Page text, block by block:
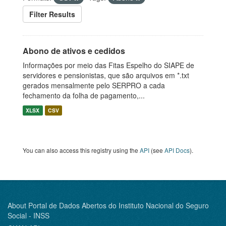
Filter Results
Abono de ativos e cedidos
Informações por meio das Fitas Espelho do SIAPE de
servidores e pensionistas, que são arquivos em *.txt
gerados mensalmente pelo SERPRO a cada
fechamento da folha de pagamento,...
XLSX CSV
You can also access this registry using the API (see API Docs).
About Portal de Dados Abertos do Instituto Nacional do Seguro
Social - INSS